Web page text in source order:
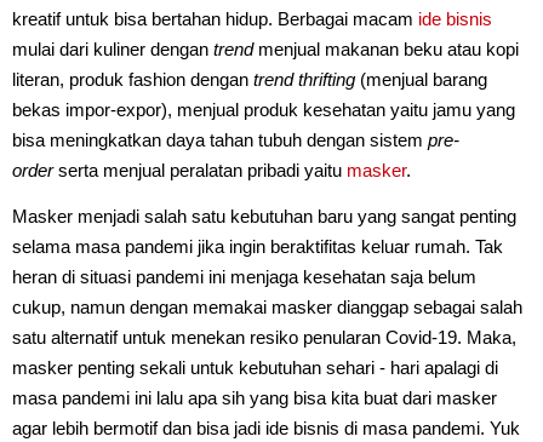
kreatif untuk bisa bertahan hidup. Berbagai macam ide bisnis
mulai dari kuliner dengan trend menjual makanan beku atau kopi
literan, produk fashion dengan trend thrifting (menjual barang
bekas impor-expor), menjual produk kesehatan yaitu jamu yang
bisa meningkatkan daya tahan tubuh dengan sistem pre-
orderserta menjual peralatan pribadi yaitu masker.
Masker menjadi salah satu kebutuhan baru yang sangat penting
selama masa pandemi jika ingin beraktifitas keluar rumah. Tak
heran di situasi pandemi ini menjaga kesehatan saja belum
cukup, namun dengan memakai masker dianggap sebagai salah
satu alternatif untuk menekan resiko penularan Covid-19. Maka,
masker penting sekali untuk kebutuhan sehari - hari apalagi di
masa pandemi ini lalu apa sih yang bisa kita buat dari masker
agar lebih bermotif dan bisa jadi ide bisnis di masa pandemi. Yuk